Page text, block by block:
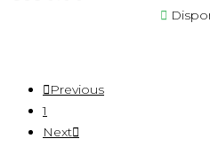

Previous
1
Next